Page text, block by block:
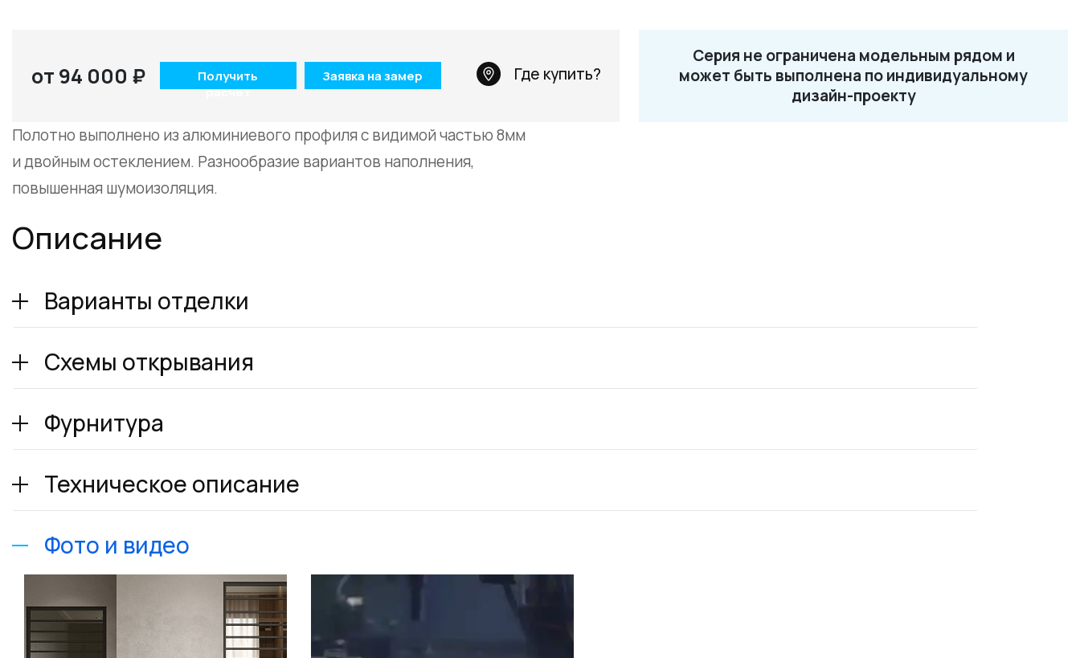
от 94 000 ₽
Получить
расчет
Заявка на замер Где купить?
Полотно выполнено из алюминиевого профиля с видимой частью 8мм
и двойным остеклением. Разнообразие вариантов наполнения,
повышенная шумоизоляция.
Серия не ограничена модельным рядом и
может быть выполнена по индивидуальному
дизайн-проекту
Описание
Варианты отделки
Схемы открывания
Фурнитура
Техническое описание
Фото и видео
Телефон: +7 495 662-87-32